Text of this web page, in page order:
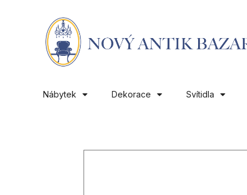
Nábytek Dekorace Svítidla